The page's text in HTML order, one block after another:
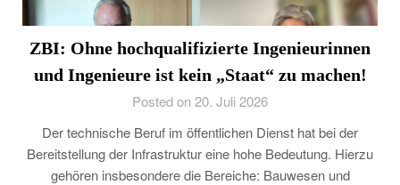
ZBI: Ohne hochqualifizierte Ingenieurinnen
und Ingenieure ist kein „Staat“ zu machen!
Posted on 20. Juli 2026
Der technische Beruf im öffentlichen Dienst hat bei der
Bereitstellung der Infrastruktur eine hohe Bedeutung. Hierzu
gehören insbesondere die Bereiche: Bauwesen und